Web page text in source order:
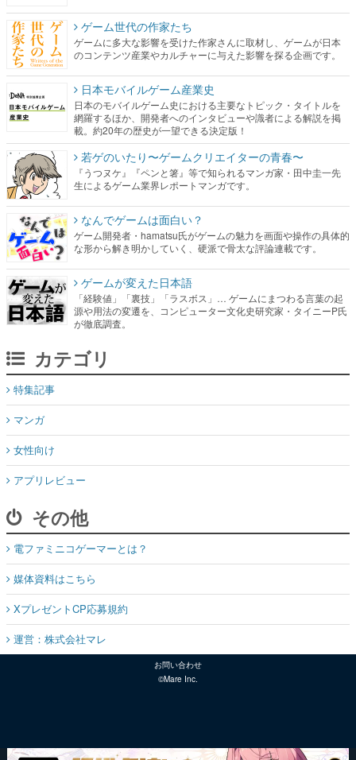
ゲーム世代の作家たち
ゲームに多大な影響を受けた作家さんに取材し、ゲームが日本
のコンテンツ産業やカルチャーに与えた影響を探る企画です。
日本モバイルゲーム産業史
日本のモバイルゲーム史における主要なトピック・タイトルを
網羅するほか、開発者へのインタビューや識者による解説を掲
載。約20年の歴史が一望できる決定版！
若ゲのいたり〜ゲームクリエイターの青春〜
『うつヌケ』『ペンと箸』等で知られるマンガ家・田中圭一先
生によるゲーム業界レポートマンガです。
なんでゲームは面白い？
ゲーム開発者・hamatsu氏がゲームの魅力を画面や操作の具体的
な形から解き明かしていく、硬派で骨太な評論連載です。
ゲームが変えた日本語
「経験値」「裏技」「ラスボス」… ゲームにまつわる言葉の起
源や用法の変遷を、コンピューター文化史研究家・タイニーP氏
が徹底調査。
カテゴリ
特集記事
マンガ
女性向け
アプリレビュー
その他
電ファミニコゲーマーとは？
媒体資料はこちら
XプレゼントCP応募規約
運営：株式会社マレ
お問い合わせ
©Mare Inc.